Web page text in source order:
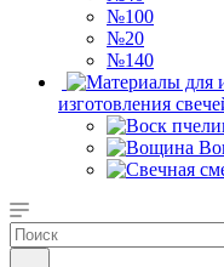
№100
№20
№140
изготовления